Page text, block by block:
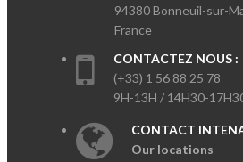
94380 Bonneuil-sur-
France
CONTACTEZ NOUS :
(+33) 1 56 88 25 78
9H-13H / 14H30-
CONTACT
Our locations